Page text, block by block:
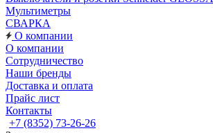
Мультиметры
СВАРКА
О компании
О компании
Сотрудничество
Наши бренды
Доставка и оплата
Прайс лист
Контакты
+7 (8352) 73-26-26